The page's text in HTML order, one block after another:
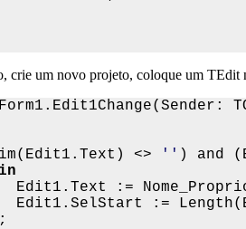
crie um novo projeto, coloque um
<> '' ) and
:=
Edit1.SelStart :=
;